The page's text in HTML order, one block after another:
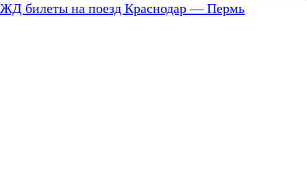
ЖД билеты на поезд Краснодар — Пермь